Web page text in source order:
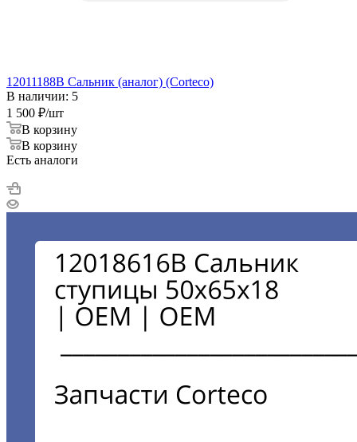
12011188B Сальник (аналог) (Corteco)
В наличии: 5
1 500 ₽/шт
В корзину
В корзину
Есть аналоги